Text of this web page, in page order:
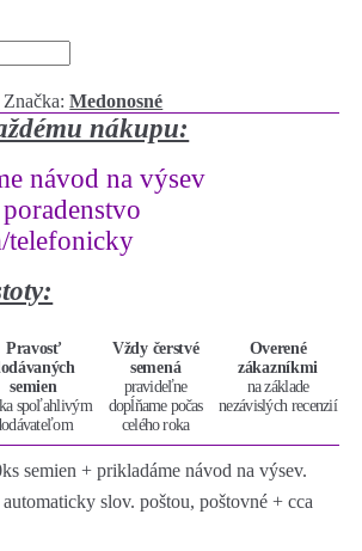
Značka:Medonosné
nákupu:
návod na výsev
telefonicky
Pravosť
semien
spoľahlivým
Vždy čerstvé
semená
pravideľne
dopĺňame počas
celého roka
Overené
zákazníkmi
na základe
nezávislých recenzií
semien + prikladáme návod na výsev.
automaticky slov. poštou, poštovné + cca